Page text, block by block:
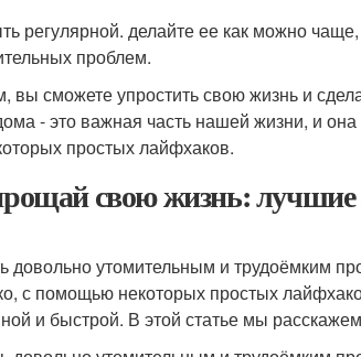
регулярной. делайте ее как можно
проблем.
вы сможете упростить свою жизнь и
- это важная часть нашей жизни, и
простых лайфхаков.
свою жизнь:
довольно утомительным и трудоёмким
с помощью некоторых простых
и быстрой. В этой статье мы